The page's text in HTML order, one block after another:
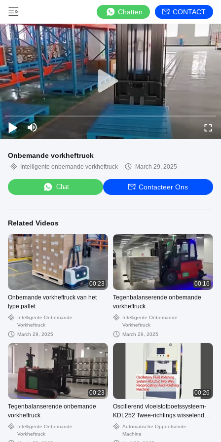
Chatten CONTACT
Onbemande vorkheftruck
Intelligente onbemande vorkheftruck March 29, 2025
Chat Contacteer Ons
Related Videos
00:23
Onbemande vorkheftruck van het
type pallet
Intelligente Onbemande
Vorkheftruck
March 29, 2025
00:16
Tegenbalanserende onbemande
vorkheftruck
Intelligente Onbemande
Vorkheftruck
March 29, 2025
00:23
Tegenbalanserende onbemande
vorkheftruck
Intelligente Onbemande
Vorkheftruck
00:26
Oscillerend vloeistofpoetssysteem-
KDL252 Twee-richtings wisselende
vloeistofpoetsmachine
Automatische Oppoetsende
Machine